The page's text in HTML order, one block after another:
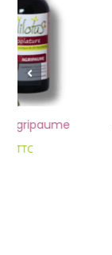
Agripaume
TTC